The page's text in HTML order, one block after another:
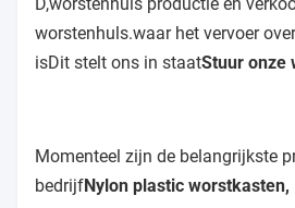
worstenhuls.waar het vervoer
isDit stelt ons in staatStuur onze
Momenteel zijn de belangrijkste
bedrijfNylon plastic worstkasten,